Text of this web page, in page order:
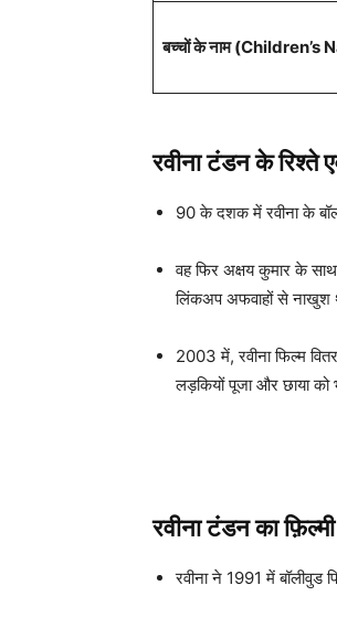
बच्चों के नाम (Children’s
रवीना टंडनके रिश्ते
90 के दशक में रवीना के
वह फिर अक्षय कुमार के
लिंकअप अफवाहों से नाखुश
2003 में, रवीना फिल्म
लड़कियों पूजा और छाया को
रवीना टंडनका
रवीना ने 1991 में